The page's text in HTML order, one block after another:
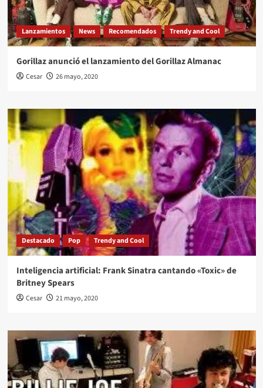
Lanzamientos News Recomendados Trendy and Cool
Gorillaz anunció el lanzamiento del Gorillaz Almanac
Cesar 26 mayo, 2020
Destacado Pop Trendy and Cool
Inteligencia artificial: Frank Sinatra cantando «Toxic» de
Britney Spears
Cesar 21 mayo, 2020